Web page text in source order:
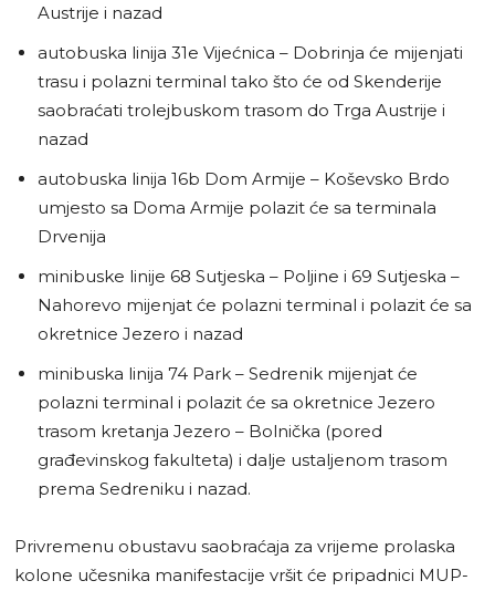
Austrije i nazad
autobuska linija 31e Vijećnica – Dobrinja će mijenjati
trasu i polazni terminal tako što će od Skenderije
saobraćati trolejbuskom trasom do Trga Austrije i
nazad
autobuska linija 16b Dom Armije – Koševsko Brdo
umjesto sa Doma Armije polazit će sa terminala
Drvenija
minibuske linije 68 Sutjeska – Poljine i 69 Sutjeska –
Nahorevo mijenjat će polazni terminal i polazit će sa
okretnice Jezero i nazad
minibuska linija 74 Park – Sedrenik mijenjat će
polazni terminal i polazit će sa okretnice Jezero
trasom kretanja Jezero – Bolnička (pored
građevinskog fakulteta) i dalje ustaljenom trasom
prema Sedreniku i nazad.
Privremenu obustavu saobraćaja za vrijeme prolaska
kolone učesnika manifestacije vršit će pripadnici MUP-